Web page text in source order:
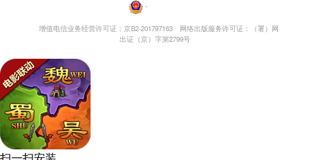
・
增值电信业务经营许可证：京B2-201797163
网络出版服务许可证：（署）网
出证（京）字第2799号